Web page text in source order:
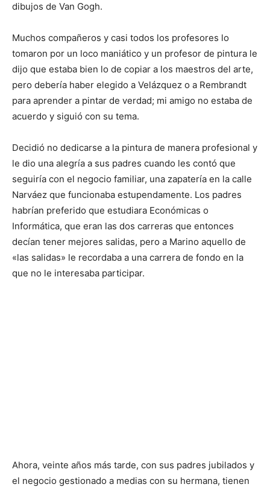
dibujos de Van Gogh.
Muchos compañeros y casi todos los profesores lo
tomaron por un loco maniático y un profesor de pintura le
dijo que estaba bien lo de copiar a los maestros del arte,
pero debería haber elegido a Velázquez o a Rembrandt
para aprender a pintar de verdad; mi amigo no estaba de
acuerdo y siguió con su tema.
Decidió no dedicarse a la pintura de manera profesional y
le dio una alegría a sus padres cuando les contó que
seguiría con el negocio familiar, una zapatería en la calle
Narváez que funcionaba estupendamente. Los padres
habrían preferido que estudiara Económicas o
Informática, que eran las dos carreras que entonces
decían tener mejores salidas, pero a Marino aquello de
«las salidas» le recordaba a una carrera de fondo en la
que no le interesaba participar.
Ahora, veinte años más tarde, con sus padres jubilados y
el negocio gestionado a medias con su hermana, tienen